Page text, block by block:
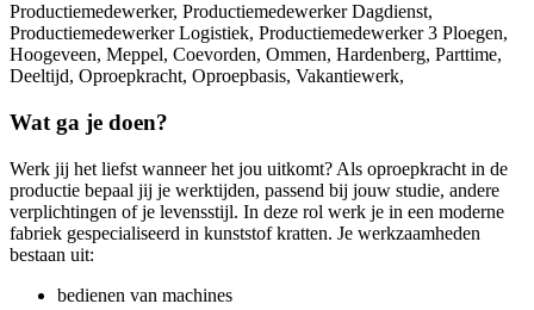
Productiemedewerker, Productiemedewerker Dagdienst,
Productiemedewerker Logistiek, Productiemedewerker 3 Ploegen,
Hoogeveen, Meppel, Coevorden, Ommen, Hardenberg, Parttime,
Deeltijd, Oproepkracht, Oproepbasis, Vakantiewerk,
Wat ga je doen?
Werk jij het liefst wanneer het jou uitkomt? Als oproepkracht in de
productie bepaal jij je werktijden, passend bij jouw studie, andere
verplichtingen of je levensstijl. In deze rol werk je in een moderne
fabriek gespecialiseerd in kunststof kratten. Je werkzaamheden
bestaan uit:
bedienen van machines